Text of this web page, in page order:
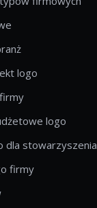
logo
logo
dla stowarzyszenia
firmy